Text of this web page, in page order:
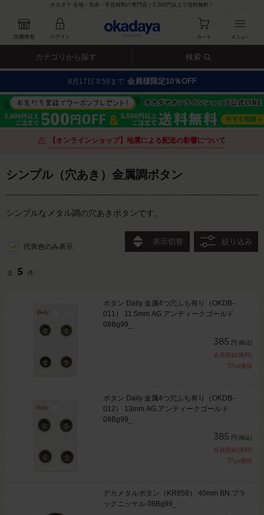
オカダヤ 生地・毛糸・手芸材料の専門店｜5,500円以上で送料無料！
カテゴリから探す 検索
8月17日 9:59まで 会員様限定10％OFF
【オンラインショップ】地震による配送の影響について
シンプル（穴あき）金属調ボタン
シンプルなメタル調の穴あきボタンです。
代表色のみ表示
表示切替 絞り込み
全 5 件
ボタン Daily 金属4つ穴ふち有り（OKDB-
011） 11.5mm AG.アンティークゴールド
08Bg99_
385 円 (税込)
会員登録(無料)
17pt獲得
ボタン Daily 金属4つ穴ふち有り（OKDB-
012） 13mm AG.アンティークゴールド
08Bg99_
385 円 (税込)
会員登録(無料)
17pt獲得
デカメタルボタン（KR858） 40mm BN.ブラ
ックニッケル 08Bg99_